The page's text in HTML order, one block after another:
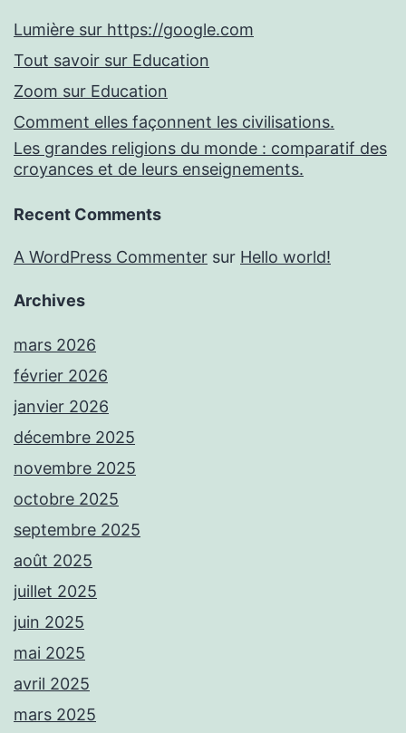
Lumière sur https://google.com
Tout savoir sur Education
Zoom sur Education
Comment elles façonnent les civilisations.
Les grandes religions du monde : comparatif des
croyances et de leurs enseignements.
Recent Comments
A WordPress Commenter sur Hello world!
Archives
mars 2026
février 2026
janvier 2026
décembre 2025
novembre 2025
octobre 2025
septembre 2025
août 2025
juillet 2025
juin 2025
mai 2025
avril 2025
mars 2025